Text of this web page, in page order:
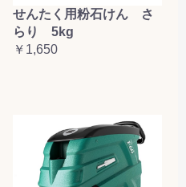
せんたく用粉石けん さ
らり 5kg
￥1,650